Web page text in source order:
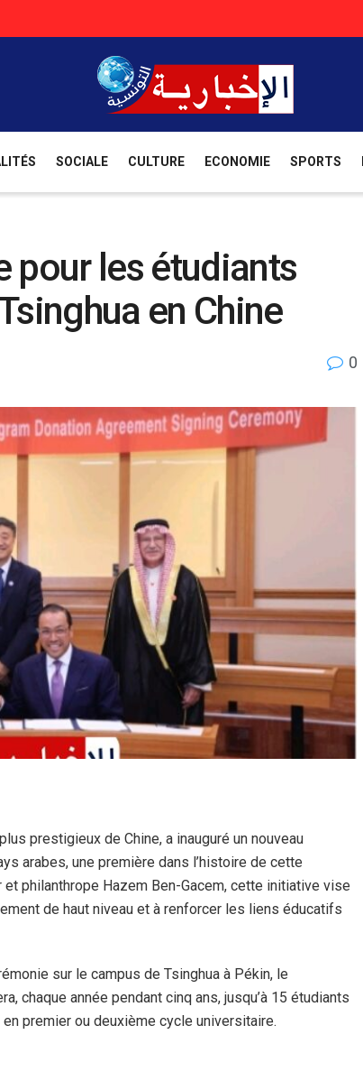
SOCIALE CULTURE ECONOMIE SPORTS
pour les étudiants
en Chine
0
prestigieux de Chine, a inauguré un nouveau
arabes, une première dans l’histoire de cette
philanthrope Hazem Ben-Gacem, cette initiative vise
de haut niveau et à renforcer les liens éducatifs
sur le campus de Tsinghua à Pékin, le
chaque année pendant cinq ans, jusqu’à 15 étudiants
premier ou deuxième cycle universitaire.